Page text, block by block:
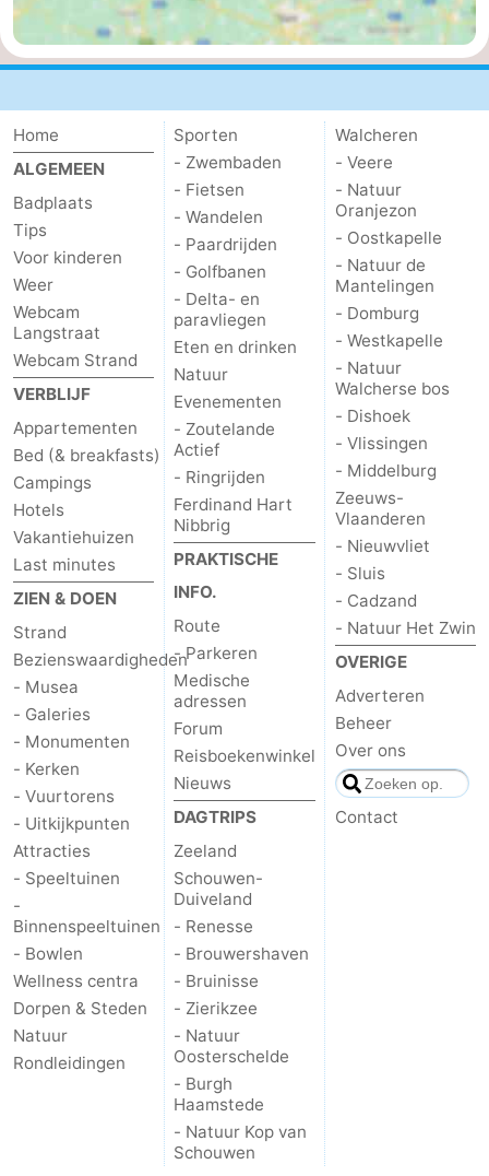
Paardrijden
-
Delta-
en
paravliegen
Eten
en
drinken
Evenementen
Ringrijden
Zoutelande
Actief
Praktisch
Forum
Route
-
Parkeren
Reisboekenwinkel
Nieuws
Medische
adressen
Regio
Zeeland
Schouwen-
Duiveland
-
Renesse
Brouwershaven
-
Zierikzee
-
Natuur
-
Home
ALGEMEEN
Badplaats
Tips
Voor kinderen
Weer
Webcam
Langstraat
Webcam Strand
VERBLIJF
Appartementen
Bed (& breakfasts)
Campings
Hotels
Vakantiehuizen
Last minutes
ZIEN & DOEN
Strand
Bezienswaardigheden
- Musea
- Galeries
- Monumenten
- Kerken
- Vuurtorens
- Uitkijkpunten
Attracties
- Speeltuinen
-
Binnenspeeltuinen
- Bowlen
Wellness centra
Dorpen & Steden
Natuur
Rondleidingen
Sporten
- Zwembaden
- Fietsen
- Wandelen
- Paardrijden
- Golfbanen
- Delta- en
paravliegen
Eten en drinken
Natuur
Evenementen
- Zoutelande
Actief
- Ringrijden
Ferdinand Hart
Nibbrig
PRAKTISCHE
INFO.
Route
- Parkeren
Medische
adressen
Forum
Reisboekenwinkel
Nieuws
DAGTRIPS
Zeeland
Schouwen-
Duiveland
- Renesse
- Brouwershaven
- Bruinisse
- Zierikzee
- Natuur
Oosterschelde
- Burgh
Haamstede
- Natuur Kop van
Schouwen
Walcheren
- Veere
- Natuur
Oranjezon
- Oostkapelle
- Natuur de
Mantelingen
- Domburg
- Westkapelle
- Natuur
Walcherse bos
- Dishoek
- Vlissingen
- Middelburg
Zeeuws-
Vlaanderen
- Nieuwvliet
- Sluis
- Cadzand
- Natuur Het Zwin
OVERIGE
Adverteren
Beheer
Over ons
Contact